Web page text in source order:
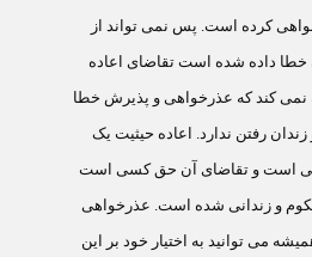
کرده است. پس نمی تواند از
خطا داده شده است تقاضای اعاده
نمی کند که عذرخواهی و پذيرش خطا
رفتن ندارد. اعاده حيثيت يک
است و تقاضای آن حق کسی است
و زندانی شده است. عذرخواهی
می توانيد به اختيار خود بر اين